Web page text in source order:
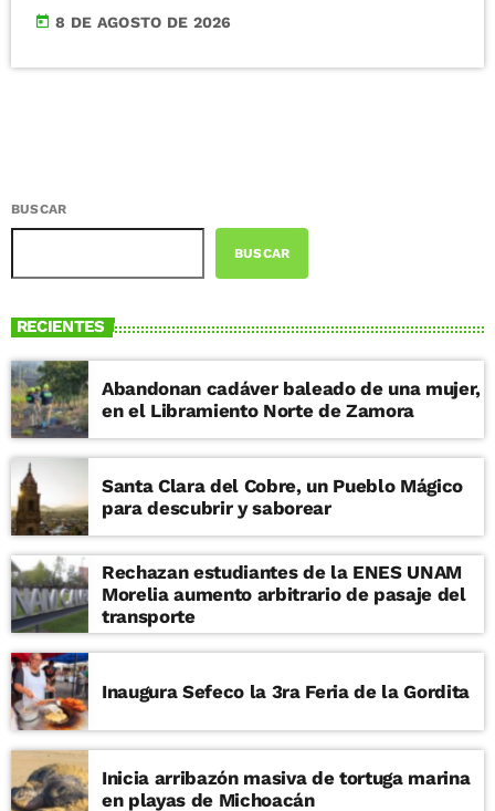
today 8 DE AGOSTO DE 2026
BUSCAR
BUSCAR
RECIENTES
Abandonan cadáver baleado de una mujer,
en el Libramiento Norte de Zamora
Santa Clara del Cobre, un Pueblo Mágico
para descubrir y saborear
Rechazan estudiantes de la ENES UNAM
Morelia aumento arbitrario de pasaje del
transporte
Inaugura Sefeco la 3ra Feria de la Gordita
Inicia arribazón masiva de tortuga marina
en playas de Michoacán